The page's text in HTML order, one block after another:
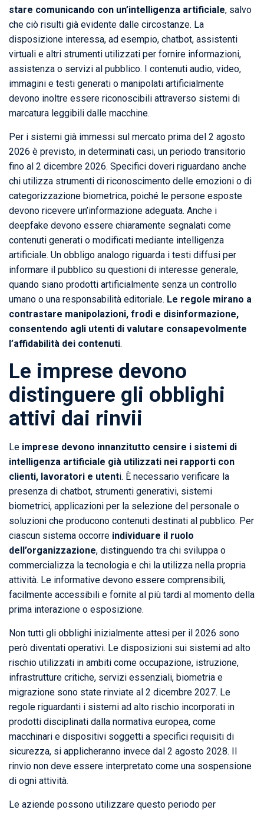
stare comunicando con un’intelligenza artificiale, salvo
che ciò risulti già evidente dalle circostanze. La
disposizione interessa, ad esempio, chatbot, assistenti
virtuali e altri strumenti utilizzati per fornire informazioni,
assistenza o servizi al pubblico. I contenuti audio, video,
immagini e testi generati o manipolati artificialmente
devono inoltre essere riconoscibili attraverso sistemi di
marcatura leggibili dalle macchine.
Per i sistemi già immessi sul mercato prima del 2 agosto
2026 è previsto, in determinati casi, un periodo transitorio
fino al 2 dicembre 2026. Specifici doveri riguardano anche
chi utilizza strumenti di riconoscimento delle emozioni o di
categorizzazione biometrica, poiché le persone esposte
devono ricevere un’informazione adeguata. Anche i
deepfake devono essere chiaramente segnalati come
contenuti generati o modificati mediante intelligenza
artificiale. Un obbligo analogo riguarda i testi diffusi per
informare il pubblico su questioni di interesse generale,
quando siano prodotti artificialmente senza un controllo
umano o una responsabilità editoriale. Le regole mirano a
contrastare manipolazioni, frodi e disinformazione,
consentendo agli utenti di valutare consapevolmente
l’affidabilità dei contenuti.
Le imprese devono
distinguere gli obblighi
attivi dai rinvii
Le imprese devono innanzitutto censire i sistemi di
intelligenza artificiale già utilizzati nei rapporti con
clienti, lavoratori e utenti. È necessario verificare la
presenza di chatbot, strumenti generativi, sistemi
biometrici, applicazioni per la selezione del personale o
soluzioni che producono contenuti destinati al pubblico. Per
ciascun sistema occorre individuare il ruolo
dell’organizzazione, distinguendo tra chi sviluppa o
commercializza la tecnologia e chi la utilizza nella propria
attività. Le informative devono essere comprensibili,
facilmente accessibili e fornite al più tardi al momento della
prima interazione o esposizione.
Non tutti gli obblighi inizialmente attesi per il 2026 sono
però diventati operativi. Le disposizioni sui sistemi ad alto
rischio utilizzati in ambiti come occupazione, istruzione,
infrastrutture critiche, servizi essenziali, biometria e
migrazione sono state rinviate al 2 dicembre 2027. Le
regole riguardanti i sistemi ad alto rischio incorporati in
prodotti disciplinati dalla normativa europea, come
macchinari e dispositivi soggetti a specifici requisiti di
sicurezza, si applicheranno invece dal 2 agosto 2028. Il
rinvio non deve essere interpretato come una sospensione
di ogni attività.
Le aziende possono utilizzare questo periodo per